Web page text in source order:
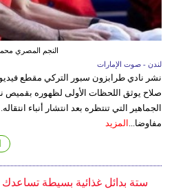
النجم المصري
لندن - صوت الإمارات
نشر نادي طرابزون سبور التركي مقطع
صلاح يوثق اللحظات الأولى لظهوره بقميص
الجماهير التي تنتظره بعد انتشار أنباء
مفاوضا... المزيد
ستة بدائل غذائية بسيطة